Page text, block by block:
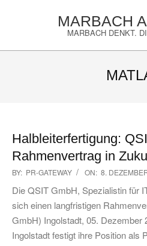
MARBACH
MARBACH DENKT.
Halbleiterfertigung:
Rahmenvertrag in
2025-
12-
08
BY: PR-GATEWAY ON: 8.
Die QSIT GmbH, Spezialistin für
sich einen langfristigen
GmbH) Ingolstadt, 05. Dezember
Ingolstadt festigt ihre Position als